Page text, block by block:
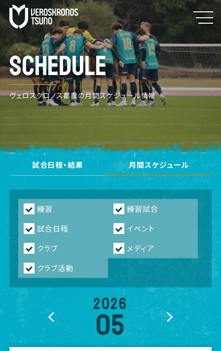
SCHEDULE
ヴェロスクロノス都農の月間スケジュール情報
試合日程・結果 月間スケジュール
練習
練習試合
試合日程
イベント
クラブ
メディア
クラブ活動
2026
05